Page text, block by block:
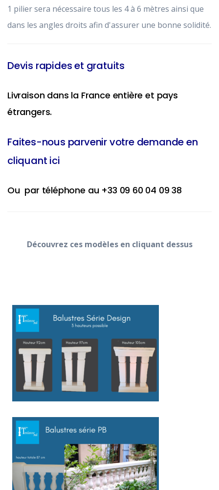
1 pilier sera nécessaire tous les 4 à 6 mètres ainsi que
dans les angles droits afin d'assurer une bonne solidité.
Devis rapides et gratuits
Livraison dans la France entière et pays
étrangers.
Faites-nous parvenir votre demande en
cliquant ici
Ou par téléphone au +33 09 60 04 09 38
Découvrez ces modèles en cliquant dessus